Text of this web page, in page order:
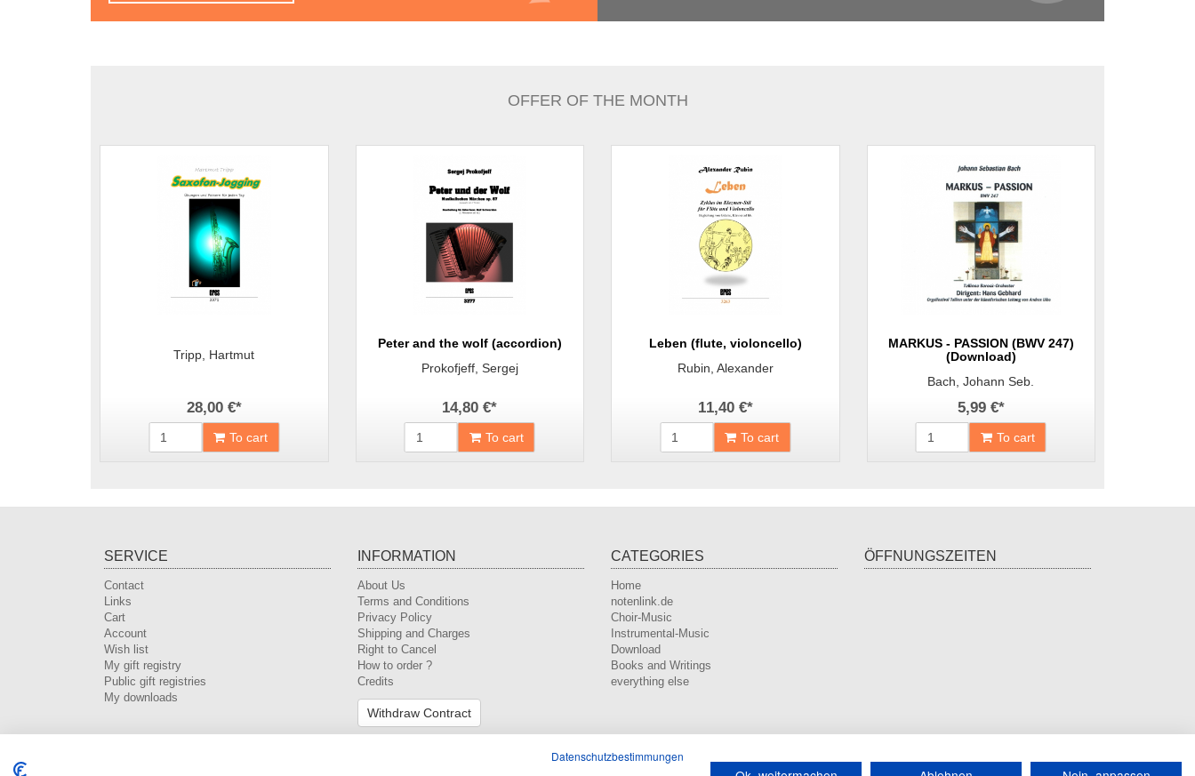
OFFER OF THE MONTH
Tripp, Hartmut
28,00 €*
To cart
Peter and the wolf (accordion)
Prokofjeff, Sergej
14,80 €*
To cart
Leben (flute, violoncello)
Rubin, Alexander
11,40 €*
To cart
MARKUS - PASSION (BWV 247)
(Download)
Bach, Johann Seb.
5,99 €*
To cart
SERVICE
Contact
Links
Cart
Account
Wish list
My gift registry
Public gift registries
My downloads
INFORMATION
About Us
Terms and Conditions
Privacy Policy
Shipping and Charges
Right to Cancel
How to order ?
Credits
Withdraw Contract
CATEGORIES
Home
notenlink.de
Choir-Music
Instrumental-Music
Download
Books and Writings
everything else
ÖFFNUNGSZEITEN
*incl. tax, plusshipping
Datenschutzbestimmungen